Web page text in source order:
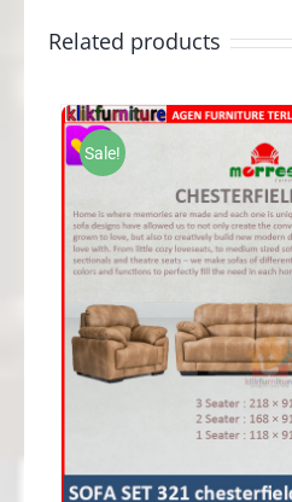
Related products
Sale!